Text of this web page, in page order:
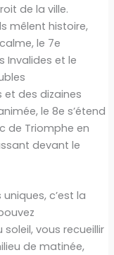
de la ville.
mêlent histoire,
le 7e
Invalides et le
des dizaines
le 8e s’étend
de Triomphe en
devant le
c’est la
vous recueillir
de matinée,